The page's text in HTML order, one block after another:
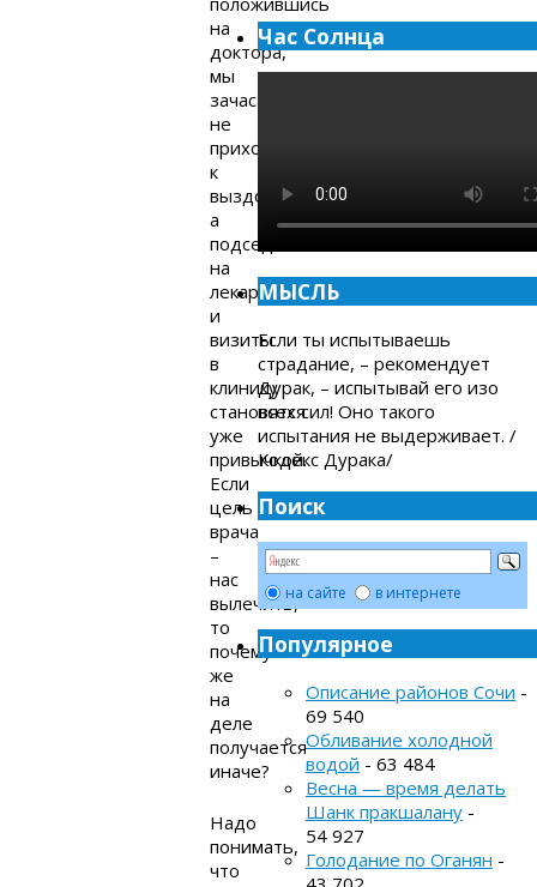
на
доктора,
мы
зачастую
не
приходим
к
выздоровлению,
а
подседаем
на
лекарства,
и
визиты
в
клинику
становятся
уже
привычкой.
Если
цель
врача
–
нас
вылечить,
то
почему
же
на
деле
получается
иначе?
Надо
понимать,
что
Час Солнца
МЫСЛЬ
Если ты испытываешь
страдание, – рекомендует
Дурак, – испытывай его изо
всех сил! Оно такого
испытания не выдерживает. /
Кодекс Дурака/
Поиск
на сайте в интернете
Популярное
Описание районов Сочи -
69 540
Обливание холодной
водой - 63 484
Весна — время делать
Шанк пракшалану -
54 927
Голодание по Оганян -